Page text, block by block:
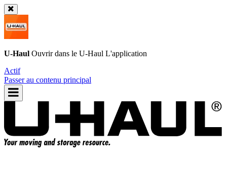
U-Haul Ouvrir dans le U-Haul L'application
Actif
Passer au contenu principal